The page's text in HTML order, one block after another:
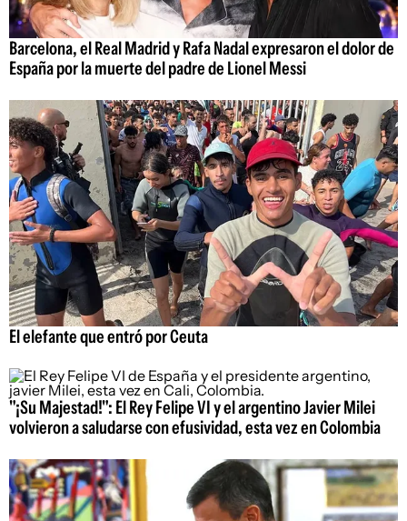
Barcelona, el Real Madrid y Rafa Nadal expresaron el dolor de
España por la muerte del padre de Lionel Messi
El elefante que entró por Ceuta
"¡Su Majestad!": El Rey Felipe VI y el argentino Javier Milei
volvieron a saludarse con efusividad, esta vez en Colombia